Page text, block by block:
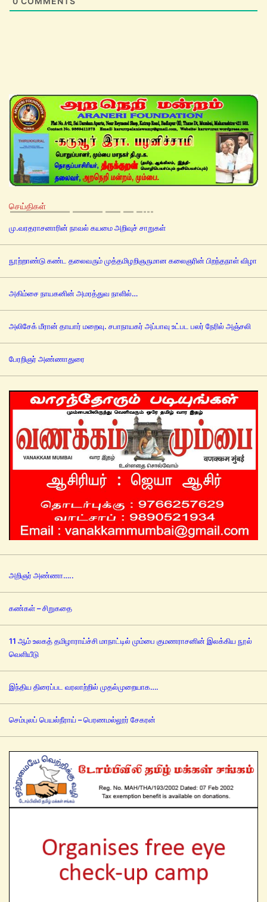
செய்திகள்
மு.வரதராசனாரின் நாவல் கயமை அறிவுச் சாறுகள்
நூற்றாண்டு கண்ட தலைவரும் முத்தமிழறிஞருமான கலைஞரின் பிறந்தநாள் விழா
அகிம்சை நாயகனின் அமரத்துவ நாளில்…
அலிசேக் மீரான் தாயார் மறைவு. சபாநாயகர் அப்பாவு உட்பட பலர் நேரில் அஞ்சலி
பேரறிஞர் அண்ணாதுரை
அறிஞர் அண்ணா…..
கண்கள் – சிறுகதை
11 ஆம் உலகத் தமிழாராய்ச்சி மாநாட்டில் மும்பை குமணராசனின் இலக்கிய நூல்
வெளியீடு
இந்திய திரைப்பட வரலாற்றில் முதல்முறையாக….
செம்புலப் பெயல்நீராய் – பெரணமல்லூர் சேகரன்